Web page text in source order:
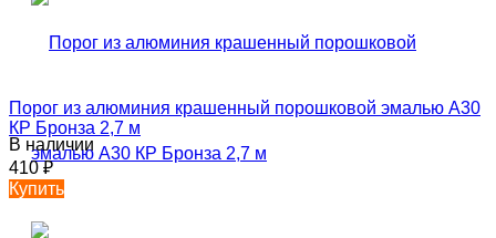
Порог из алюминия крашенный порошковой эмалью А30
КР Бронза 2,7 м
В наличии
410₽
Купить